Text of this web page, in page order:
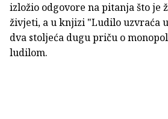
izložio odgovore na pitanja što je
živjeti, a u knjizi "Ludilo uzvraća
dva stoljeća dugu priču o
ludilom.